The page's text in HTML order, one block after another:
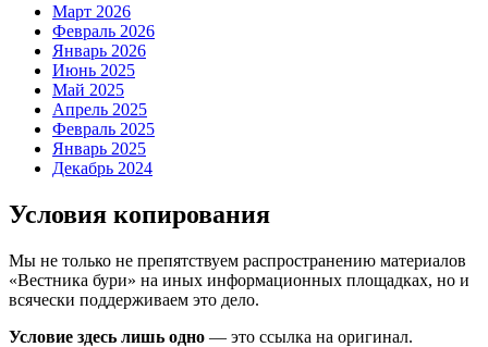
Март 2026
Февраль 2026
Январь 2026
Июнь 2025
Май 2025
Апрель 2025
Февраль 2025
Январь 2025
Декабрь 2024
Условия копирования
Мы не только не препятствуем распространению материалов
«Вестника бури» на иных информационных площадках, но и
всячески поддерживаем это дело.
Условие здесь лишь одно — это ссылка на оригинал.